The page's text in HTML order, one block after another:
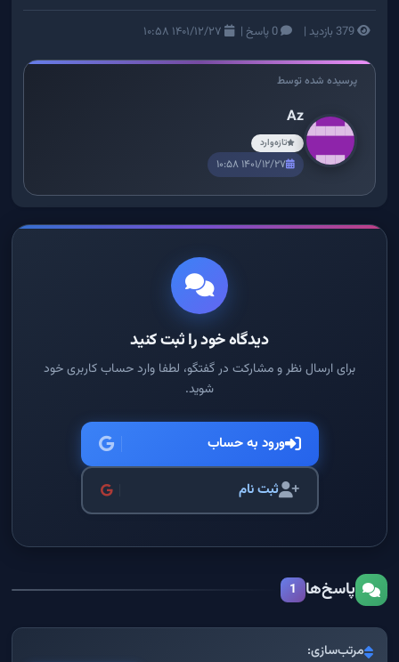
379 بازدید | 0 پاسخ |
پرسیده شده توسط
Az
تازه‌وارد
۱۴۰۱/۱۲/۲۷ ۱۰:۵۸
دیدگاه خود را ثبت کنید
برای ارسال نظر و مشارکت در گفتگو، لطفا وارد حساب کاربری خود
شوید.
ورود به حساب
ثبت نام
پاسخ‌ها 1
مرتب‌سازی: